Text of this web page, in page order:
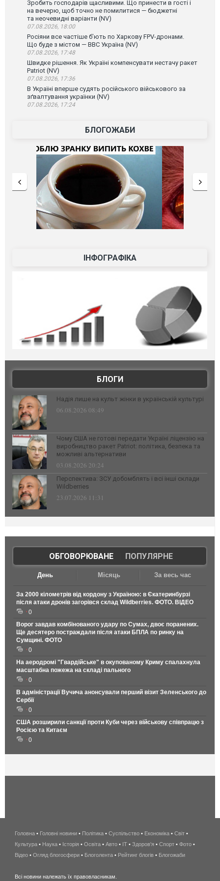
Зробить господарів щасливими. Що принести в гості і
на вечерю, щоб точно не помилитися — бюджетні
та неочевидні варіанти (NV)
07.08.2026, 18:00
Росіяни все частіше бʼють по Харкову FPV-дронами.
Що буде з містом — ВВС Україна (NV)
07.08.2026, 17:48
Швидке рішення. Як Україні компенсувати нестачу ракет
Patriot (NV)
07.08.2026, 17:36
В Україні вперше судять російського військового за
зґвалтування українки (NV)
07.08.2026, 17:24
БЛОГОЖАБИ
ІНФОГРАФІКА
БЛОГИ
Надія лише на культ жінки в українській культурі
06.08.2026 08:49
Чому США не готові передати Україні ліцензію на
виробництво ракет Patriot: політика, безпека та
можливі альтернативи
03.08.2026 20:24
Перспектива: ЗСУ добомблять і всі інші склади
Wildberries
23.07.2026 11:31
ОБГОВОРЮВАНЕ| ПОПУЛЯРНЕ
День Місяць За весь час
За 2000 кілометрів від кордону з Україною: в Єкатеринбурзі
після атаки дронів загорівся склад Wildberries. ФОТО. ВІДЕО
0
Ворог завдав комбінованого удару по Сумах, двоє поранених.
Ще десятеро постраждали після атаки БПЛА по ринку на
Сумщині. ФОТО
0
На аеродромі "Гвардійське" в окупованому Криму спалахнула
масштабна пожежа на складі пального
0
В адміністрації Вучича анонсували перший візит Зеленського до
Сербії
0
США розширили санкції проти Куби через військову співпрацю з
Росією та Китаєм
0
беспроводной
интернет
киев
Головна • Головні новини • Політика • Суспільство • Економіка • Світ •
Культура • Наука • Історія • Освіта • Авто • IT • Здоров'я • Спорт • Фото •
Відео • Огляд блогосфери • Блоголента • Рейтинг блогів • Блогожаби
Всі новини належать їх правовласникам.